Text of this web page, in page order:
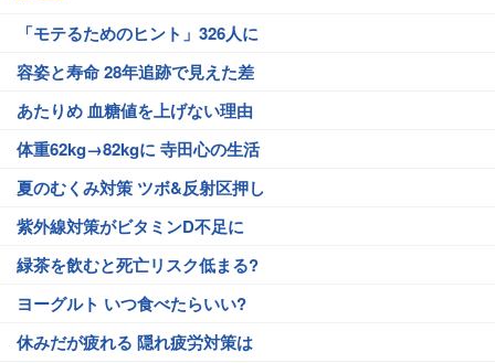
「モテるためのヒント」326人に
容姿と寿命 28年追跡で見えた差
あたりめ 血糖値を上げない理由
体重62kg→82kgに 寺田心の生活
夏のむくみ対策 ツボ&反射区押し
紫外線対策がビタミンD不足に
緑茶を飲むと死亡リスク低まる?
ヨーグルト いつ食べたらいい?
休みだが疲れる 隠れ疲労対策は